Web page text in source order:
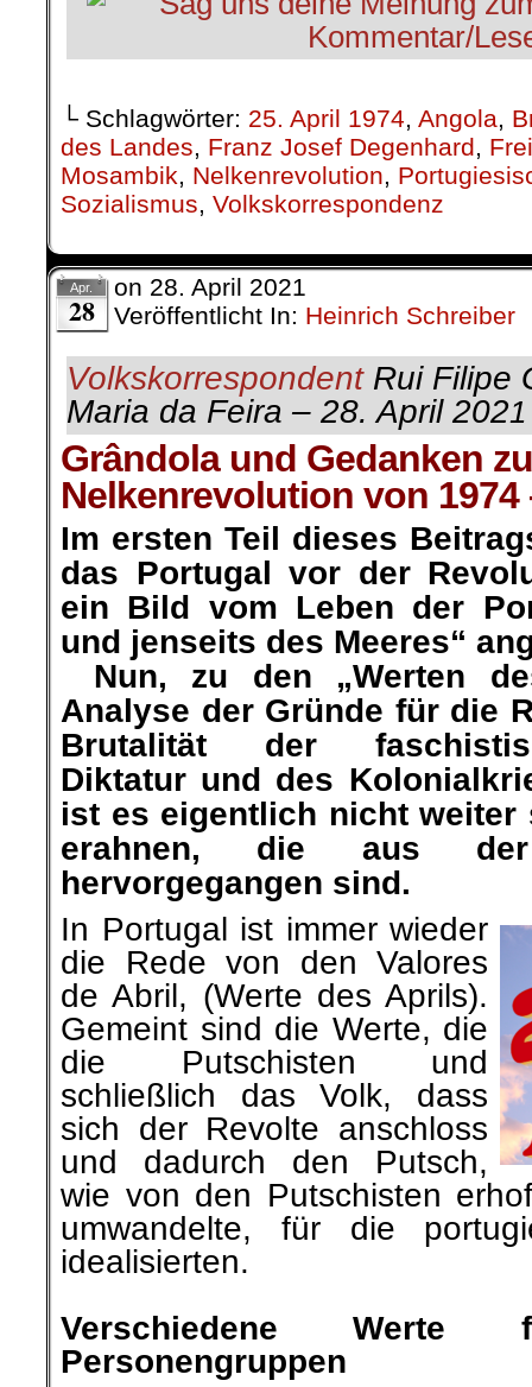
└ Schlagwörter: 25. April 1974, Angola,
des Landes, Franz Josef Degenhard,
Mosambik, Nelkenrevolution,
Sozialismus, Volkskorrespondenz
Apr.
28
on 28. April 2021
Veröffentlicht In: Heinrich Schreiber
VolkskorrespondentRui Filipe
Maria da Feira – 28. April 2021
Grândola und Gedanken
Nelkenrevolution von 1974
Im ersten Teil dieses
das Portugal vor der
ein Bild vom Leben der
und jenseits des Meeres“
Nun, zu den „Werten
Analyse der Gründe für die
Brutalität der
Diktatur und des
ist es eigentlich nicht weiter
erahnen, die aus der
hervorgegangen sind.
In Portugal ist immer wieder
die Rede von den Valores
de Abril, (Werte des Aprils).
Gemeint sind die Werte, die
die Putschisten und
schließlich das Volk, dass
sich der Revolte anschloss
und dadurch den Putsch,
wie von den Putschisten
umwandelte, für die
idealisierten.
Verschiedene Werte
Personengruppen